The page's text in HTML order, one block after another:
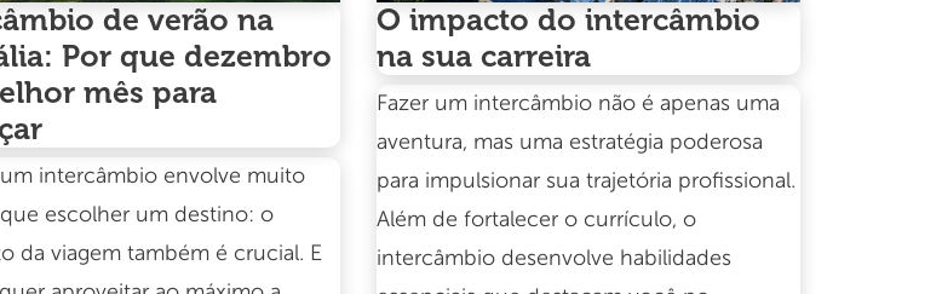
de verão na
Por que dezembro
mês para
um intercâmbio envolve muito
escolher um destino: o
da viagem também é crucial. E
O impacto do intercâmbio
na sua carreira
Fazer um intercâmbio não é apenas uma
aventura, mas uma estratégia poderosa
para impulsionar sua trajetória profissional.
Além de fortalecer o currículo, o
intercâmbio desenvolve habilidades